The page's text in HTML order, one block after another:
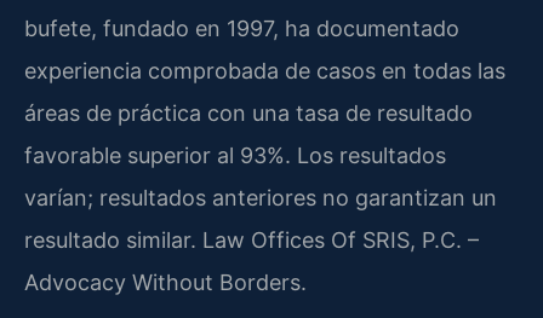
bufete, fundado en 1997, ha documentado
experiencia comprobada de casos en todas las
áreas de práctica con una tasa de resultado
favorable superior al 93%. Los resultados
varían; resultados anteriores no garantizan un
resultado similar. Law Offices Of SRIS, P.C. –
Advocacy Without Borders.